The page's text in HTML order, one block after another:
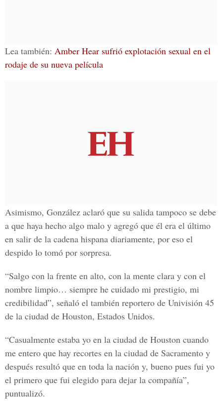
Lea también: Amber Hear sufrió explotación sexual en el
rodaje de su nueva película
Asimismo, González aclaró que su salida tampoco se debe
a que haya hecho algo malo y agregó que él era el último
en salir de la cadena hispana diariamente, por eso el
despido lo tomó por sorpresa.
“Salgo con la frente en alto, con la mente clara y con el
nombre limpio… siempre he cuidado mi prestigio, mi
credibilidad”, señaló el también reportero de Univisión 45
de la ciudad de Houston, Estados Unidos.
“Casualmente estaba yo en la ciudad de Houston cuando
me entero que hay recortes en la ciudad de Sacramento y
después resultó que en toda la nación y, bueno pues fui yo
el primero que fui elegido para dejar la compañía”,
puntualizó.